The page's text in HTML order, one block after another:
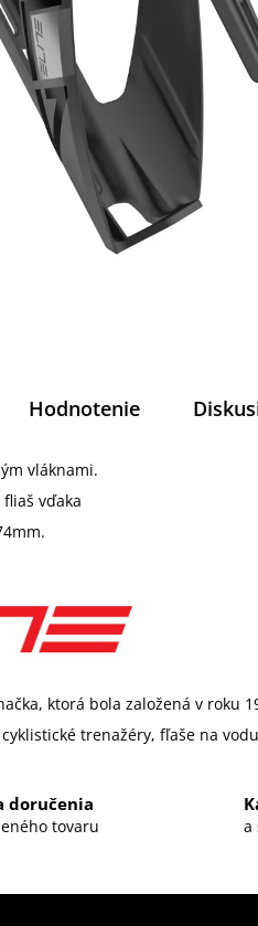
Hodnotenie
vláknami.
vďaka
ktorá bola založená v roku
trenažéry, fľaše na
doručenia
tovaru a